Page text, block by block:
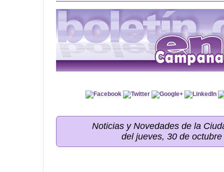
Noticias y Novedades de la
del jueves, 30 de